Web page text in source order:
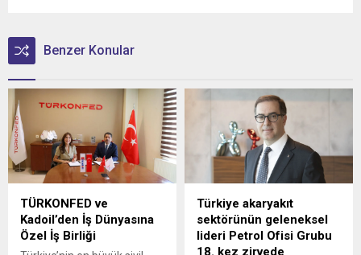
Benzer Konular
TÜRKONFED ve
Kadoil’den İş Dünyasına
Özel İş Birliği
Türkiye akaryakıt
sektörünün geleneksel
lideri Petrol Ofisi Grubu
18. kez zirvede